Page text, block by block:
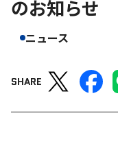
のお知らせ
ニュース
SHARE